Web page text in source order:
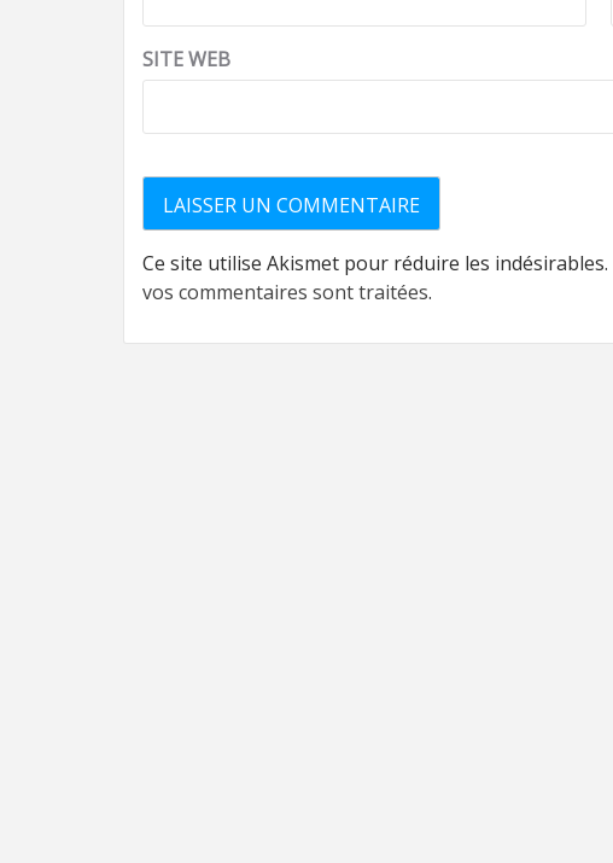
SITE WEB
Ce site utilise Akismet pour réduire les indésirables.
vos commentaires sont traitées.